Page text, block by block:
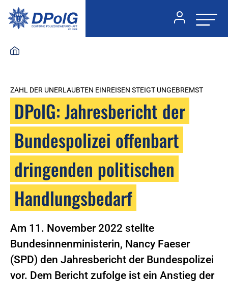
ZAHL DER UNERLAUBTEN EINREISEN STEIGT UNGEBREMST
DPolG: Jahresbericht der
Bundespolizei offenbart
dringenden politischen
Handlungsbedarf
Am 11. November 2022 stellte
Bundesinnenministerin, Nancy Faeser
(SPD) den Jahresbericht der Bundespolizei
vor. Dem Bericht zufolge ist ein Anstieg der